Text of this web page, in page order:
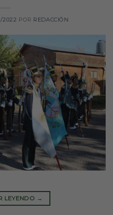
2022 POR REDACCIÓN
LEYENDO →